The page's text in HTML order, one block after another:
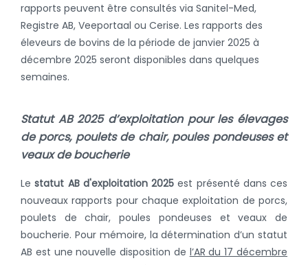
rapports peuvent être consultés via Sanitel-Med,
Registre AB, Veeportaal ou Cerise. Les rapports des
éleveurs de bovins de la période de janvier 2025 à
décembre 2025 seront disponibles dans quelques
semaines.
Statut AB 2025 d’exploitation pour les élevages
de porcs, poulets de chair, poules pondeuses et
veaux de boucherie
Lestatut AB d'exploitation 2025 est présenté dans ces
nouveaux rapports pour chaque exploitation de porcs,
poulets de chair, poules pondeuses et veaux de
boucherie. Pour mémoire, la détermination d’un statut
AB est une nouvelle disposition de l’AR du 17 décembre